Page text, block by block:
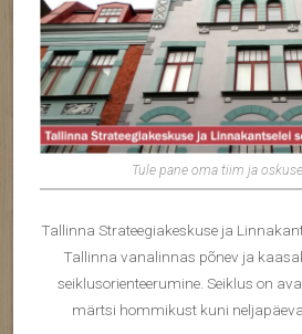
Tule pane oma tiim ja
Tallinna Strateegiakeskuse ja
Tallinna vanalinnas põnev ja
seiklusorienteerumine. Seiklus on
märtsi hommikust kuni